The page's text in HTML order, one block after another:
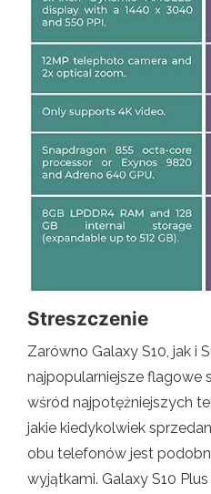
Streszczenie
Zarówno Galaxy S10, jak i
najpopularniejsze flagowe
wśród najpotężniejszych
jakie kiedykolwiek
obu telefonów jest
wyjątkami. Galaxy S10